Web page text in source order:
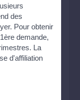
des
Pour obtenir
demande,
La
d'affiliation